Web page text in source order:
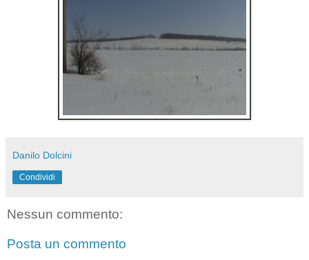
Danilo Dolcini
Condividi
Nessun commento:
Posta un commento